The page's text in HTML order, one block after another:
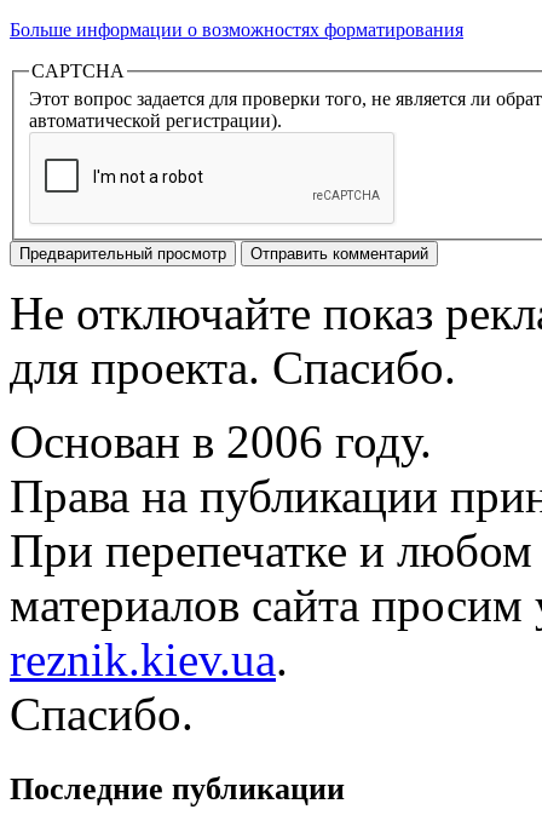
Больше информации о возможностях форматирования
CAPTCHA
Этот вопрос задается для проверки того, не является ли
автоматической регистрации).
Не отключайте показ
для проекта. Спасибо.
Основан в 2006 году.
Права на публикации
При перепечатке и
материалов сайта просим
reznik.kiev.ua.
Спасибо.
Последние публикации